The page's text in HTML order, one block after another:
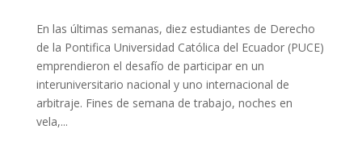
En las últimas semanas, diez estudiantes de Derecho
de la Pontifica Universidad Católica del Ecuador (PUCE)
emprendieron el desafío de participar en un
interuniversitario nacional y uno internacional de
arbitraje. Fines de semana de trabajo, noches en
vela,...